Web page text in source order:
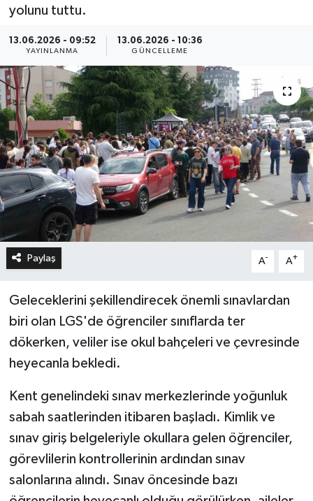
yolunu tuttu.
13.06.2026 - 09:52
YAYINLANMA
13.06.2026 - 10:36
GÜNCELLEME
Paylaş A- A+
Geleceklerini şekillendirecek önemli sınavlardan
biri olan LGS'de öğrenciler sınıflarda ter
dökerken, veliler ise okul bahçeleri ve çevresinde
heyecanla bekledi.
Kent genelindeki sınav merkezlerinde yoğunluk
sabah saatlerinden itibaren başladı. Kimlik ve
sınav giriş belgeleriyle okullara gelen öğrenciler,
görevlilerin kontrollerinin ardından sınav
salonlarına alındı. Sınav öncesinde bazı
Sağlık
Son Dakika Haberleri
Haber Arşivi